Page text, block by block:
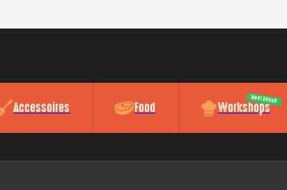
Accessoires Food Workshops
Meat Dennis